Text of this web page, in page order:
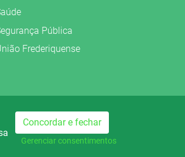
Pública
Frederiquense
Preparado no
Rádio Palmeira AM
Concordar e fechar
Gerenciar consentimentos